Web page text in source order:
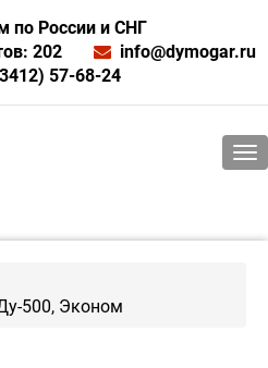
по России и СНГ
202
info@dymogar.ru
57-68-24
500, Эконом